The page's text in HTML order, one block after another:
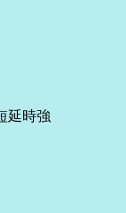
延時強